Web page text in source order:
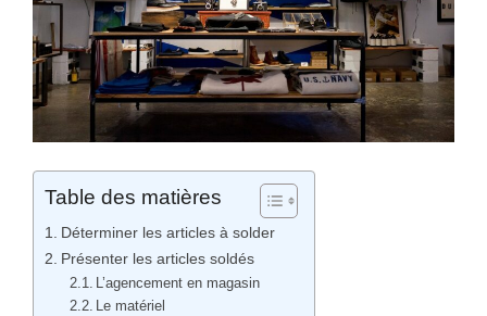
Table des matières
Déterminer les articles à solder
Présenter les articles soldés
L’agencement en magasin
Le matériel